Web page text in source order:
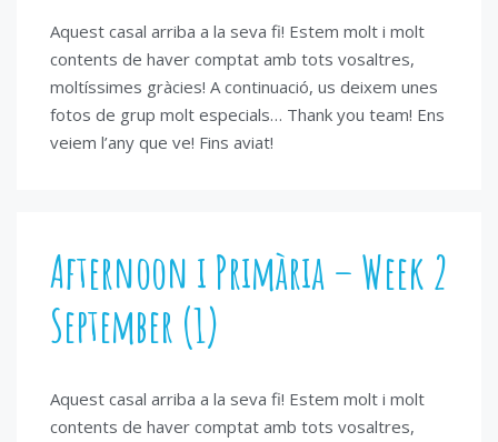
Aquest casal arriba a la seva fi! Estem molt i molt
contents de haver comptat amb tots vosaltres,
moltíssimes gràcies! A continuació, us deixem unes
fotos de grup molt especials… Thank you team! Ens
veiem l’any que ve! Fins aviat!
Afternoon i Primària – Week 2
September (1)
Aquest casal arriba a la seva fi! Estem molt i molt
contents de haver comptat amb tots vosaltres,